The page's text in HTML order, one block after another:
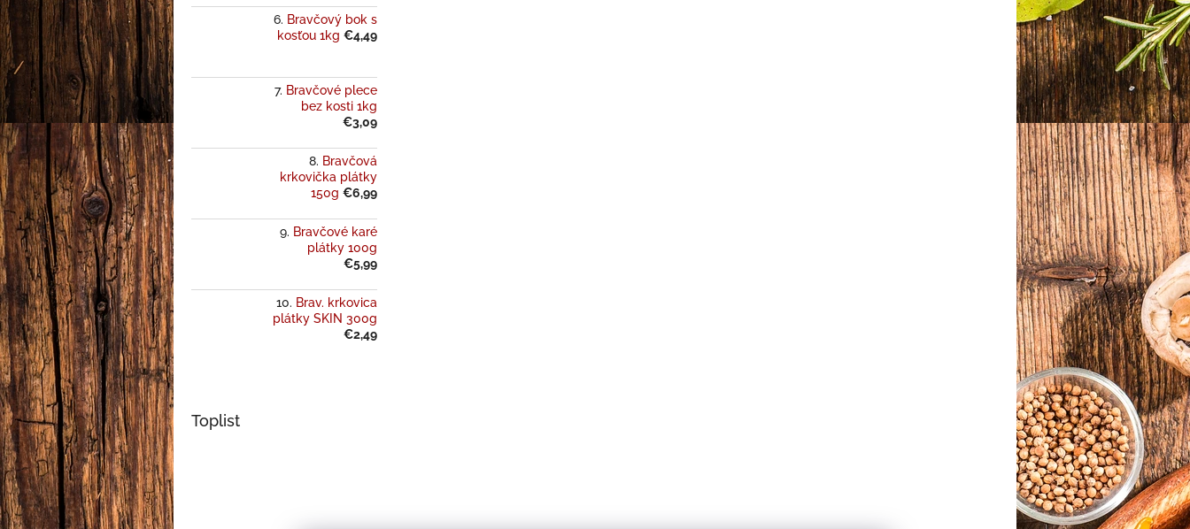
Bravčový bok s
kosťou 1kg €4,49
Bravčové plece
bez kosti 1kg
€3,09
Bravčová
krkovička plátky
150g €6,99
Bravčové karé
plátky 100g
€5,99
Brav. krkovica
plátky SKIN 300g
€2,49
Toplist